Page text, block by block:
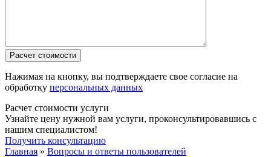
Нажимая на кнопку, вы подтверждаете свое согласие на
обработку персональных данных
Расчет стоимости услуги
Узнайте цену нужной вам услуги, проконсультировавшись с
нашим специалистом!
Получить консультацию
Главная » Вопросы и ответы пользователей